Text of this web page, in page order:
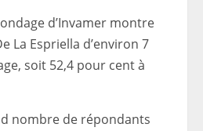
d’Invamer montre
La Espriella d’environ 7
soit 52,4 pour cent à
nombre de répondants